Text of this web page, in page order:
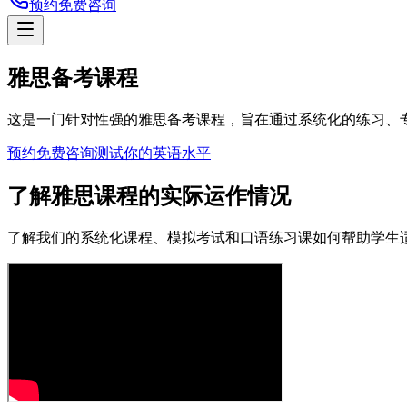
预约免费咨询
雅思备考课程
这是一门针对性强的雅思备考课程，旨在通过系统化的练习
预约免费咨询测试你的英语水平
了解雅思课程的实际运作情况
了解我们的系统化课程、模拟考试和口语练习课如何帮助学生